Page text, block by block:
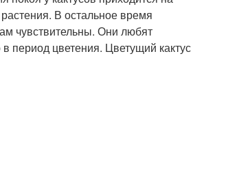
В остальное время
чувствительны. Они любят
период цветения. Цветущий кактус